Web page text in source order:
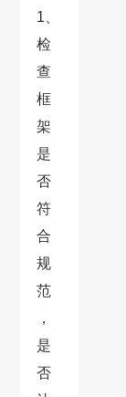
1、
检
查
框
架
是
否
符
合
规
范
，
是
否